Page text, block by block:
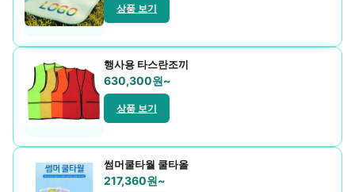
필기구
휴대폰용품
상품 보기
행사용 타스란조끼
630,300원~
상품 보기
썸머쿨타월 쿨타올
217,360원~